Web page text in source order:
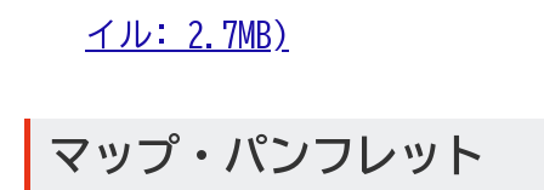
イル: 2.7MB)
マップ・パンフレット